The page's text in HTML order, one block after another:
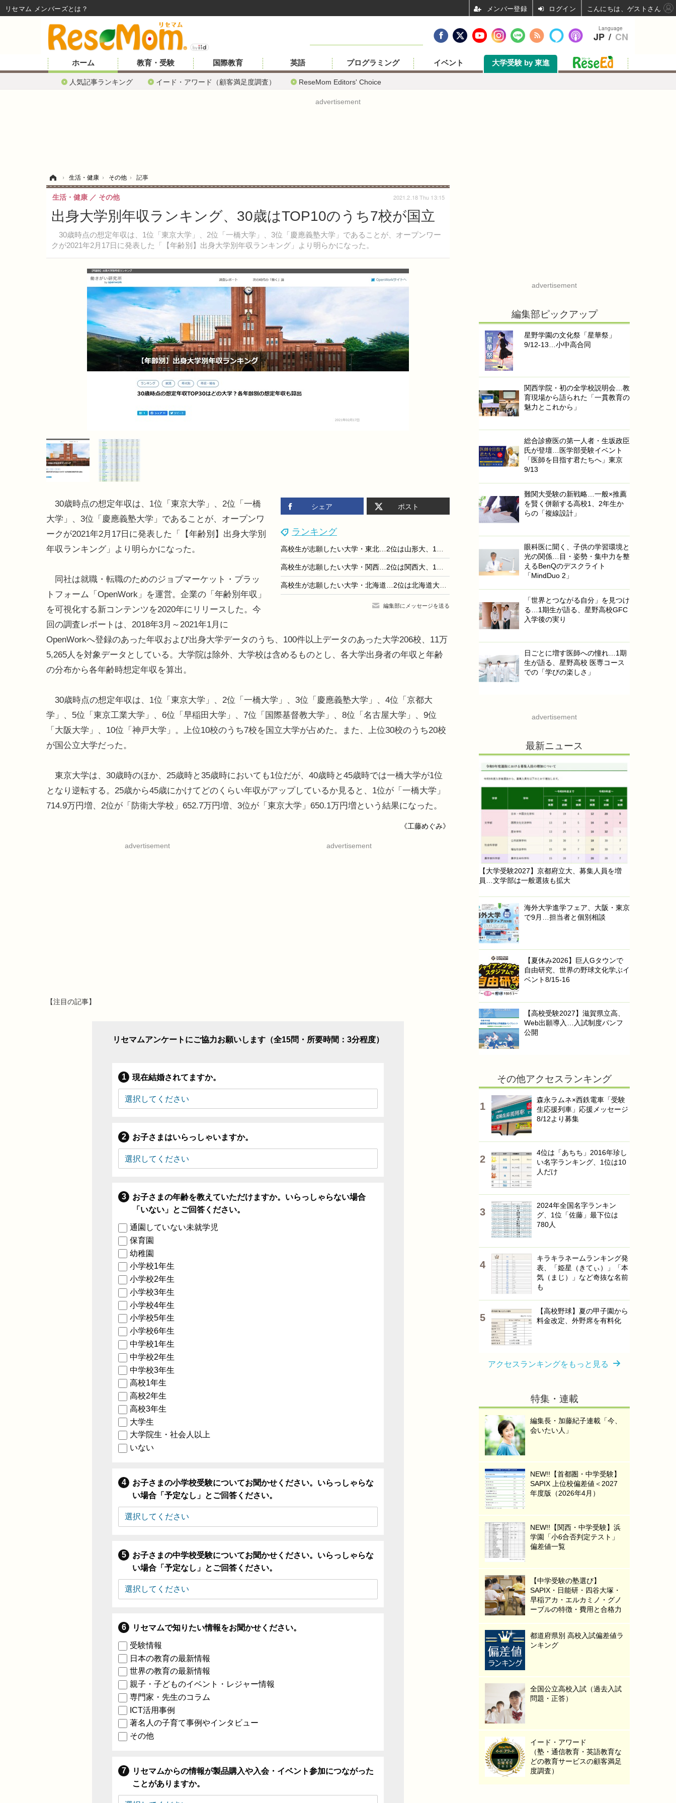
ホーム
人気記事ランキング イード・アワード（顧客満足度調査） ReseMom Editors' Choice
教育・受験 国際教育 英語 プログラミング イベント 大学受験 by 東進
advertisement
› 生活・健康 › その他 › 記事
出身大学別年収ランキング、30歳はTOP10のうち7校が国立
30歳時点の想定年収は、1位「東京大学」、2位「一橋大学」、3位「慶應義塾大学」であることが、オープンワー
クが2021年2月17日に発表した「【年齢別】出身大学別年収ランキング」より明らかになった。
生活・健康 その他 2021.2.18 Thu 13:15
シェア ポスト
ランキング
高校生が志願したい大学・東北…2位は山形大、1位は？
高校生が志願したい大学・関西…2位は関西大、1位は？
高校生が志願したい大学・北海道…2位は北海道大、1位は？
編集部にメッセージを送る
30歳時点の想定年収は、1位「東京大学」、2位「一橋
大学」、3位「慶應義塾大学」であることが、オープンワ
ークが2021年2月17日に発表した「【年齢別】出身大学別
年収ランキング」より明らかになった。
同社は就職・転職のためのジョブマーケット・プラッ
トフォーム「OpenWork」を運営。企業の「年齢別年収」
を可視化する新コンテンツを2020年にリリースした。今
回の調査レポートは、2018年3月～2021年1月に
OpenWorkへ登録のあった年収および出身大学データのうち、100件以上データのあった大学206校、11万
5,265人を対象データとしている。大学院は除外、大学校は含めるものとし、各大学出身者の年収と年齢
の分布から各年齢時想定年収を算出。
30歳時点の想定年収は、1位「東京大学」、2位「一橋大学」、3位「慶應義塾大学」、4位「京都大
学」、5位「東京工業大学」、6位「早稲田大学」、7位「国際基督教大学」、8位「名古屋大学」、9位
「大阪大学」、10位「神戸大学」。上位10校のうち7校を国立大学が占めた。また、上位30校のうち20校
が国公立大学だった。
東京大学は、30歳時のほか、25歳時と35歳時においても1位だが、40歳時と45歳時では一橋大学が1位
となり逆転する。25歳から45歳にかけてどのくらい年収がアップしているか見ると、1位が「一橋大学」
714.9万円増、2位が「防衛大学校」652.7万円増、3位が「東京大学」650.1万円増という結果になった。
《工藤めぐみ》
advertisement advertisement
【注目の記事】
リセマムアンケートにご協力お願いします（全15問・所要時間：3分程度）
現在結婚されてますか。
お子さまはいらっしゃいますか。
お子さまの年齢を教えていただけますか。いらっしゃらない場合
「いない」とご回答ください。
通園していない未就学児
保育園
幼稚園
小学校1年生
小学校2年生
小学校3年生
小学校4年生
小学校5年生
小学校6年生
中学校1年生
中学校2年生
中学校3年生
高校1年生
高校2年生
高校3年生
大学生
大学院生・社会人以上
いない
お子さまの小学校受験についてお聞かせください。いらっしゃらな
い場合「予定なし」とご回答ください。
お子さまの中学校受験についてお聞かせください。いらっしゃらな
い場合「予定なし」とご回答ください。
リセマムで知りたい情報をお聞かせください。
受験情報
日本の教育の最新情報
世界の教育の最新情報
親子・子どものイベント・レジャー情報
専門家・先生のコラム
ICT活用事例
著名人の子育て事例やインタビュー
その他
リセマムからの情報が製品購入や入会・イベント参加につながった
ことがありますか。
advertisement
編集部ピックアップ
星野学園の文化祭「星華祭」
9/12-13…小中高合同
関西学院・初の全学校説明会…教
育現場から語られた「一貫教育の
魅力とこれから」
総合診療医の第一人者・生坂政臣
氏が登壇…医学部受験イベント
「医師を目指す君たちへ」東京
9/13
難関大受験の新戦略…一般×推薦
を賢く併願する高校1、2年生か
らの「複線設計」
眼科医に聞く、子供の学習環境と
光の関係…目・姿勢・集中力を整
えるBenQのデスクライト
「MindDuo 2」
「世界とつながる自分」を見つけ
る…1期生が語る、星野高校GFC
入学後の実り
日ごとに増す医師への憧れ…1期
生が語る、星野高校 医専コース
での「学びの楽しさ」
advertisement
最新ニュース
【大学受験2027】京都府立大、募集人員を増
員…文学部は一般選抜も拡大
海外大学進学フェア、大阪・東京
で9月…担当者と個別相談
【夏休み2026】巨人Gタウンで
自由研究、世界の野球文化学ぶイ
ベント8/15-16
【高校受験2027】滋賀県立高、
Web出願導入…入試制度パンフ
公開
その他アクセスランキング
森永ラムネ×西鉄電車「受験
生応援列車」応援メッセージ
8/12より募集
4位は「あちち」2016年珍し
い名字ランキング、1位は10
人だけ
2024年全国名字ランキン
グ、1位「佐藤」最下位は
780人
キラキラネームランキング発
表、「姫星（きてぃ）」「本
気（まじ）」など奇抜な名前
も
【高校野球】夏の甲子園から
料金改定、外野席を有料化
アクセスランキングをもっと見る
特集・連載
編集長・加藤紀子連載「今、
会いたい人」
NEW!!【首都圏・中学受験】
SAPIX 上位校偏差値＜2027
年度版（2026年4月）
NEW!!【関西・中学受験】浜
学園「小6合否判定テスト」
偏差値一覧
【中学受験の塾選び】
SAPIX・日能研・四谷大塚・
早稲アカ・エルカミノ・グノ
ーブルの特徴・費用と合格力
都道府県別 高校入試偏差値ラ
ンキング
全国公立高校入試（過去入試
問題・正答）
イード・アワード
（塾・通信教育・英語教育な
どの教育サービスの顧客満足
度調査）
Language
JP / CN
リセマム メンバーズ ログイン こんにちは、ゲストさん